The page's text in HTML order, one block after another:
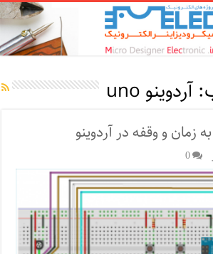
آردوینو uno
زمان و وقفه در آردوینو
0